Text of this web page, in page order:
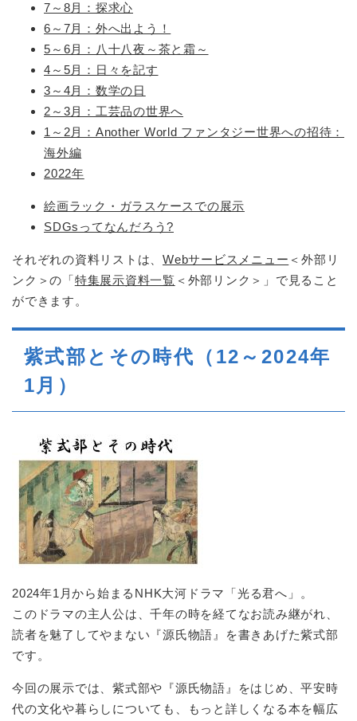
7～8月：探求心
6～7月：外へ出よう！
5～6月：八十八夜～茶と霜～
4～5月：日々を記す
3～4月：数学の日
2～3月：工芸品の世界へ
1～2月：Another World ファンタジー世界への招待：
海外編
2022年
絵画ラック・ガラスケースでの展示
SDGsってなんだろう?
それぞれの資料リストは、 Webサービスメニュー ＜外部リ
ンク＞の「特集展示資料一覧 ＜外部リンク＞ 」で見ること
ができます。
紫式部とその時代（12～2024年
1月）
2024年1月から始まるNHK大河ドラマ「光る君へ」。
このドラマの主人公は、千年の時を経てなお読み継がれ、
読者を魅了してやまない『源氏物語』を書きあげた紫式部
です。
今回の展示では、紫式部や『源氏物語』をはじめ、平安時
代の文化や暮らしについても、もっと詳しくなる本を幅広